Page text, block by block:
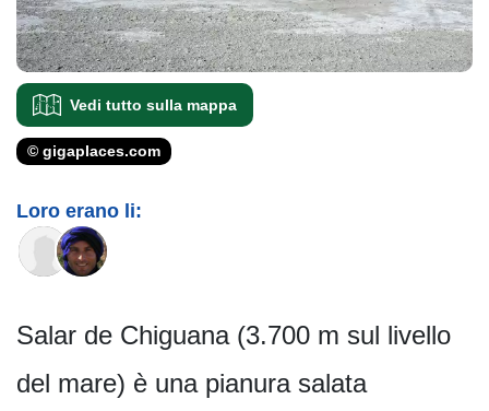
Vedi tutto sulla mappa
© gigaplaces.com
Loro erano li:
Salar de Chiguana (3.700 m sul livello
del mare) è una pianura salata